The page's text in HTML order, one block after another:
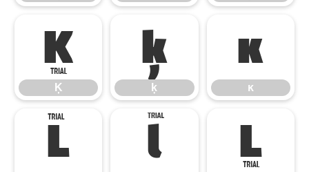
Ķ
Ķ
ķ
ķ
ĸ
ĸ
Ĺ ĺ Ļ